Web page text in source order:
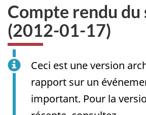
Compte rendu du
(2012-01-17)
Ceci est une version
rapport sur un
important. Pour la